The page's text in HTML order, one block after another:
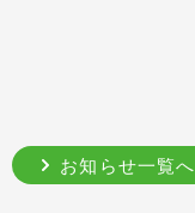
お知らせ一覧へ